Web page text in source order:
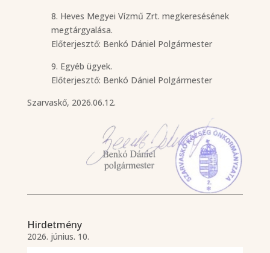
8. Heves Megyei Vízmű Zrt. megkeresésének
megtárgyalása.
Előterjesztő: Benkó Dániel Polgármester
9. Egyéb ügyek.
Előterjesztő: Benkó Dániel Polgármester
Szarvaskő, 2026.06.12.
Hirdetmény
2026. június. 10.